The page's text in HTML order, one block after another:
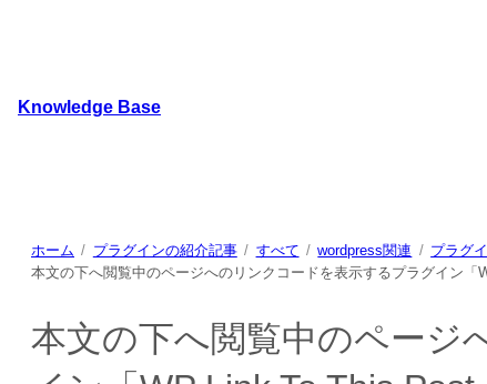
スKnowledge Base
ホーム プラグインの紹介記事 すべて wordpress関連 プラグ
本文の下へ閲覧中のページへのリンクコードを表示するプラグイン「
本文の下へ閲覧中のページ